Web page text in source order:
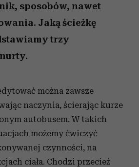
sposobów, nawet
Jaką ścieżkę
trzy
można zawsze
naczynia, ścierając kurze
autobusem. W takich
możemy ćwiczyć
czynności, na
ciała. Chodzi przecież